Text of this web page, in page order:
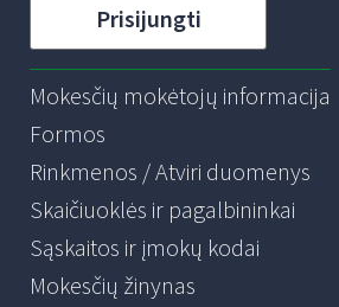
Prisijungti
Mokesčių mokėtojų informacija
Formos
Rinkmenos / Atviri duomenys
Skaičiuoklės ir pagalbininkai
Sąskaitos ir įmokų kodai
Mokesčių žinynas